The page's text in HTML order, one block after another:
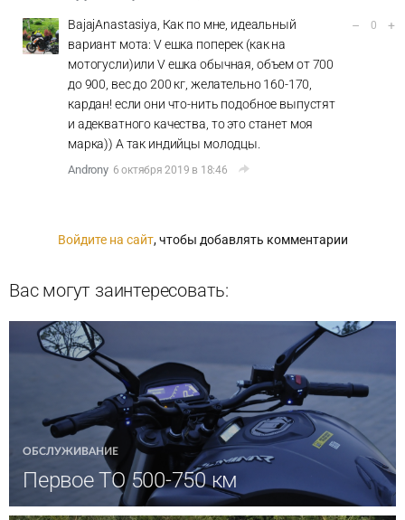
BajajAnastasiya, Как по мне, идеальный
вариант мота: V ешка поперек (как на
мотогусли)или V ешка обычная, объем от 700
до 900, вес до 200 кг, желательно 160-170,
кардан! если они что-нить подобное выпустят
и адекватного качества, то это станет моя
марка)) А так индийцы молодцы.
Androny 6 октября 2019 в 18:46
– 0 +
Войдите на сайт, чтобы добавлять комментарии
Вас могут заинтересовать:
ОБСЛУЖИВАНИЕ
Первое ТО 500-750 км